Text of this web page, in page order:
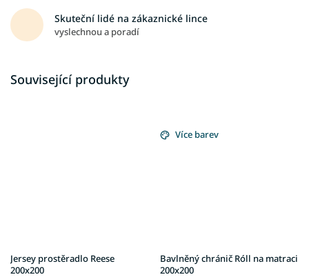
Skuteční lidé na zákaznické lince
vyslechnou a poradí
Související produkty
Jersey prostěradlo Reese
200x200
Více barev
Bavlněný chránič Róll na matraci
200x200